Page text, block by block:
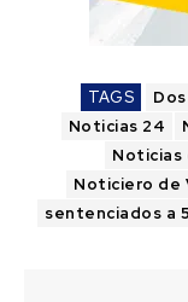
TAGS
Noticias 24
Noticias
Noticiero de
sentenciados a